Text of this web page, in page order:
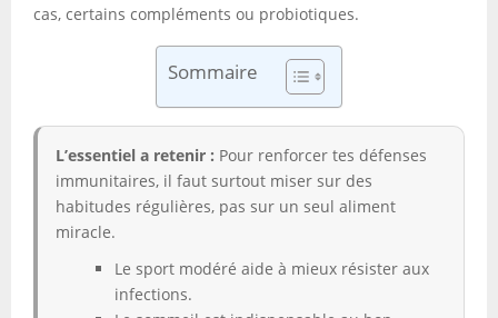
cas, certains compléments ou probiotiques.
Sommaire
L’essentiel a retenir : Pour renforcer tes défenses
immunitaires, il faut surtout miser sur des
habitudes régulières, pas sur un seul aliment
miracle.
Le sport modéré aide à mieux résister aux
infections.